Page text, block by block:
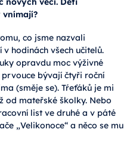
vnímají?
co jsme nazvali
hodinách všech učitelů.
opravdu moc výživné
bývají čtyři roční
(směje se). Tŕeťáků je mi
od mateřské školky. Nebo
list ve druhé a v páté
„Velikonoce“ a něco se mu